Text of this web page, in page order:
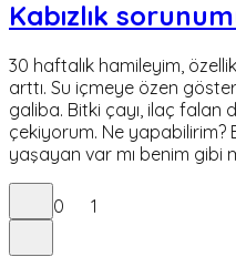
Kabızlık
30 haftalık hamileyim,
arttı. Su içmeye özen
galiba. Bitki çayı, ilaç falan
çekiyorum. Ne
yaşayan var mı benim gibi
0 1